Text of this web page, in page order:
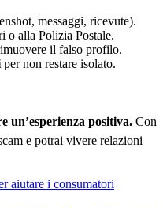
messaggi, ricevute).
o alla Polizia Postale.
il falso profilo.
per non restare isolato.
un’esperienza positiva. Con
e potrai vivere relazioni
aiutare i consumatori